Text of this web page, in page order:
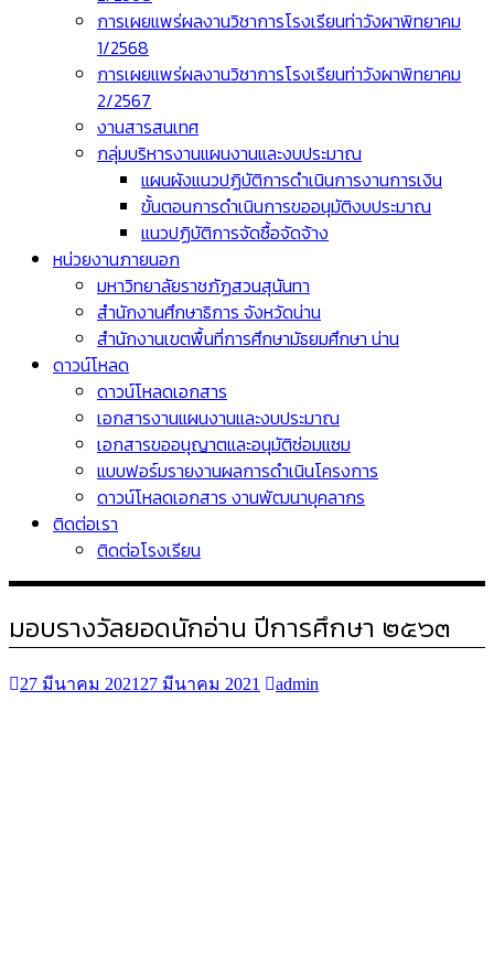
การเผยแพร่ผลงานวิชาการโรงเรียนท่าวังผาพิทยาคม
1/2568
การเผยแพร่ผลงานวิชาการโรงเรียนท่าวังผาพิทยาคม
2/2567
งานสารสนเทศ
กลุ่มบริหารงานแผนงานและงบประมาณ
แผนผังแนวปฏิบัติการดำเนินการงานการเงิน
ขั้นตอนการดำเนินการขออนุมัติงบประมาณ
แนวปฏิบัติการจัดซื้อจัดจ้าง
หน่วยงานภายนอก
มหาวิทยาลัยราชภัฏสวนสุนันทา
สำนักงานศึกษาธิการ จังหวัดน่าน
สำนักงานเขตพื้นที่การศึกษามัธยมศึกษา น่าน
ดาวน์โหลด
ดาวน์โหลดเอกสาร
เอกสารงานแผนงานและงบประมาณ
เอกสารขออนุญาตและอนุมัติซ่อมแซม
แบบฟอร์มรายงานผลการดำเนินโครงการ
ดาวน์โหลดเอกสาร งานพัฒนาบุคลากร
ติดต่อเรา
ติดต่อโรงเรียน
มอบรางวัลยอดนักอ่าน ปีการศึกษา ๒๕๖๓
27 มีนาคม 2021 27 มีนาคม 2021 admin